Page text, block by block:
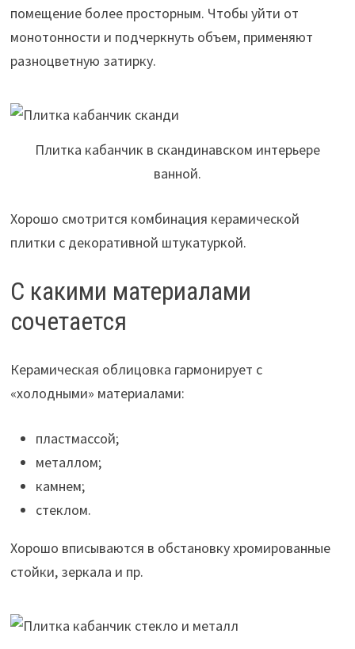
помещение более просторным. Чтобы уйти от
монотонности и подчеркнуть объем, применяют
разноцветную затирку.
Плитка кабанчик в скандинавском интерьере
ванной.
Хорошо смотрится комбинация керамической
плитки с декоративной штукатуркой.
С какими материалами
сочетается
Керамическая облицовка гармонирует с
«холодными» материалами:
пластмассой;
металлом;
камнем;
стеклом.
Хорошо вписываются в обстановку хромированные
стойки, зеркала и пр.